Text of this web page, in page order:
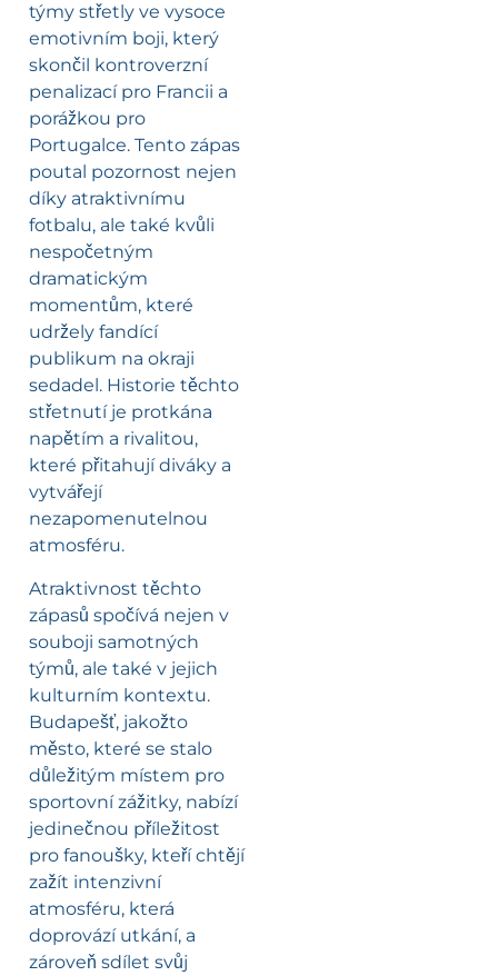
týmy střetly ve vysoce
emotivním boji, který
skončil kontroverzní
penalizací pro Francii a
porážkou pro
Portugalce. Tento zápas
poutal pozornost nejen
díky atraktivnímu
fotbalu, ale také kvůli
nespočetným
dramatickým
momentům, které
udržely fandící
publikum na okraji
sedadel. Historie těchto
střetnutí je protkána
napětím a rivalitou,
které přitahují diváky a
vytvářejí
nezapomenutelnou
atmosféru.
Atraktivnost těchto
zápasů spočívá nejen v
souboji samotných
týmů, ale také v jejich
kulturním kontextu.
Budapešť, jakožto
město, které se stalo
důležitým místem pro
sportovní zážitky, nabízí
jedinečnou příležitost
pro fanoušky, kteří chtějí
zažít intenzivní
atmosféru, která
doprovází utkání, a
zároveň sdílet svůj